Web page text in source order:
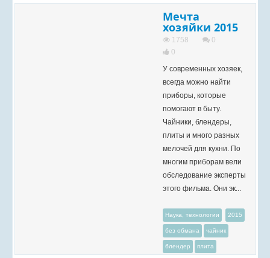
Мечта
хозяйки 2015
1758
0
0
У современных хозяек,
всегда можно найти
приборы, которые
помогают в быту.
Чайники, блендеры,
плиты и много разных
мелочей для кухни. По
многим приборам вели
обследование эксперты
этого фильма. Они эк...
Наука, технологии 2015
без обмана чайник
блендер плита